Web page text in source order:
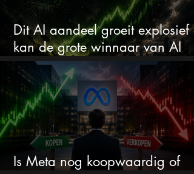
Dit AI aandeel groeit explosief
kan de grote winnaar van AI
worden
Is Meta nog koopwaardig of